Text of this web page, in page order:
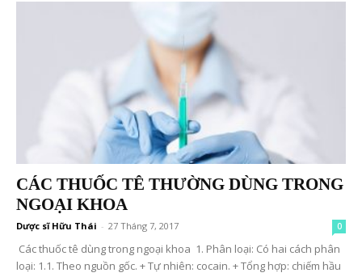
CÁC THUỐC TÊ THƯỜNG DÙNG TRONG
NGOẠI KHOA
Dược sĩ Hữu Thái - 27 Tháng 7, 2017 0
Các thuốc tê dùng trong ngoại khoa 1. Phân loại: Có hai cách phân
loại: 1.1. Theo nguồn gốc. + Tự nhiên: cocain. + Tổng hợp: chiếm hầu